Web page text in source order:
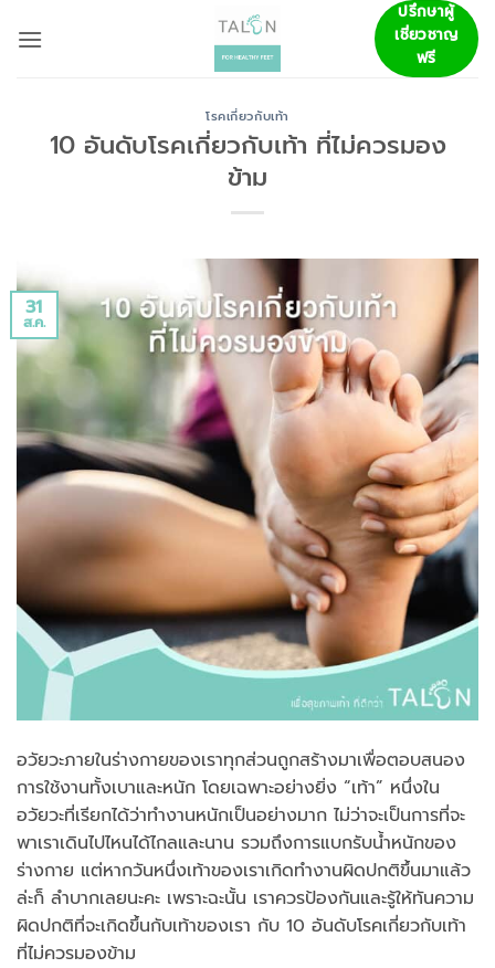
ปรึกษาผู้
เชี่ยวชาญ
ฟรี
โรคเกี่ยวกับเท้า
10 อันดับโรคเกี่ยวกับเท้า ที่ไม่ควรมอง
ข้าม
31
ส.ค.
อวัยวะภายในร่างกายของเราทุกส่วนถูกสร้างมาเพื่อตอบสนอง
การใช้งานทั้งเบาและหนัก โดยเฉพาะอย่างยิ่ง “เท้า” หนึ่งใน
อวัยวะที่เรียกได้ว่าทำงานหนักเป็นอย่างมาก ไม่ว่าจะเป็นการที่จะ
พาเราเดินไปไหนได้ไกลและนาน รวมถึงการแบกรับน้ำหนักของ
ร่างกาย แต่หากวันหนึ่งเท้าของเราเกิดทำงานผิดปกติขึ้นมาแล้ว
ล่ะก็ ลำบากเลยนะคะ เพราะฉะนั้น เราควรป้องกันและรู้ให้ทันความ
ผิดปกติที่จะเกิดขึ้นกับเท้าของเรา กับ 10 อันดับโรคเกี่ยวกับเท้า
ที่ไม่ควรมองข้าม